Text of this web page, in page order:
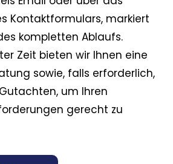
Kontaktformulars, markiert
kompletten Ablaufs.
Zeit bieten wir Ihnen eine
sowie, falls erforderlich,
um Ihren
gerecht zu